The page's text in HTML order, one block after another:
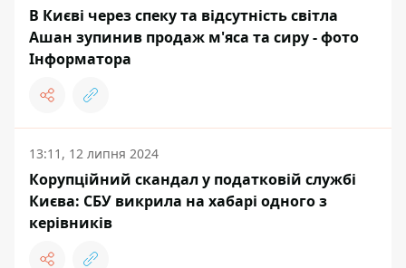
В Києві через спеку та відсутність світла
Ашан зупинив продаж м'яса та сиру - фото
Інформатора
13:11, 12 липня 2024
Корупційний скандал у податковій службі
Києва: СБУ викрила на хабарі одного з
керівників